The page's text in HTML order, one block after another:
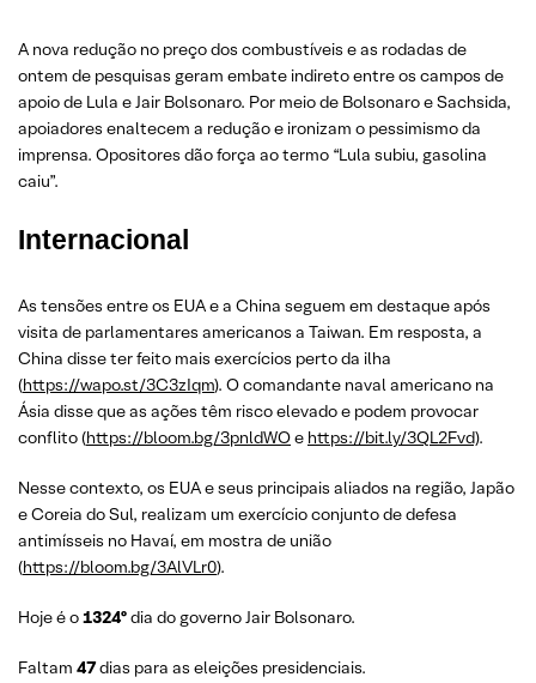
A nova redução no preço dos combustíveis e as rodadas de
ontem de pesquisas geram embate indireto entre os campos de
apoio de Lula e Jair Bolsonaro. Por meio de Bolsonaro e Sachsida,
apoiadores enaltecem a redução e ironizam o pessimismo da
imprensa. Opositores dão força ao termo “Lula subiu, gasolina
caiu”.
Internacional
As tensões entre os EUA e a China seguem em destaque após
visita de parlamentares americanos a Taiwan. Em resposta, a
China disse ter feito mais exercícios perto da ilha
(https://wapo.st/3C3zIqm). O comandante naval americano na
Ásia disse que as ações têm risco elevado e podem provocar
conflito (https://bloom.bg/3pnldWOe https://bit.ly/3QL2Fvd).
Nesse contexto, os EUA e seus principais aliados na região, Japão
e Coreia do Sul, realizam um exercício conjunto de defesa
antimísseis no Havaí, em mostra de união
(https://bloom.bg/3AlVLr0).
Hoje é o1324ºdia do governo Jair Bolsonaro.
Faltam 47dias para as eleições presidenciais.